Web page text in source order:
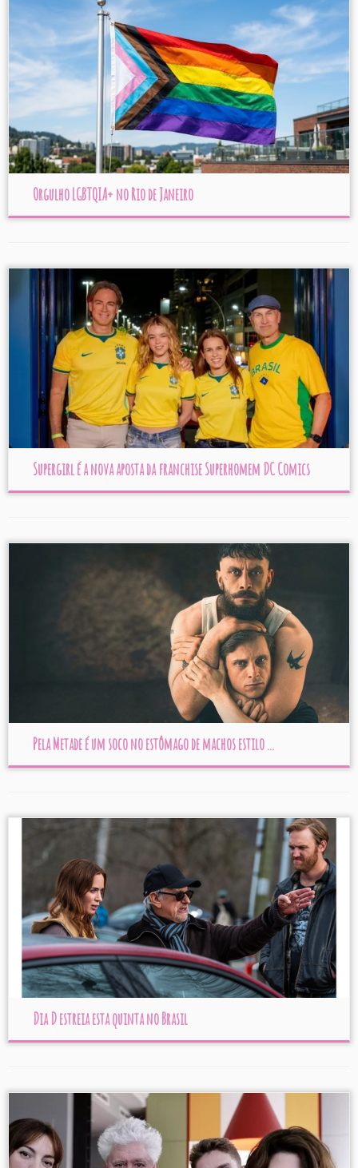
Orgulho LGBTQIA+ no Rio de Janeiro
Supergirl é a nova aposta da franchise Superhomem DC Comics
Pela Metade é um soco no estômago de machos estilo ...
Dia D estreia esta quinta no Brasil